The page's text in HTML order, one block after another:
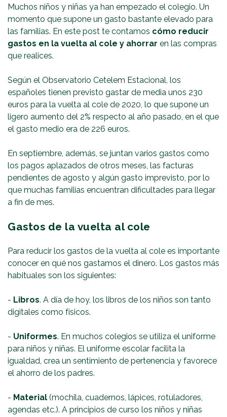
Muchos niños y niñas ya han empezado el colegio. Un
momento que supone un gasto bastante elevado para
las familias. En este post te contamos cómo reducir
gastos en la vuelta al cole y ahorrar en las compras
que realices.
Según el Observatorio Cetelem Estacional, los
españoles tienen previsto gastar de media unos 230
euros para la vuelta al cole de 2020, lo que supone un
ligero aumento del 2% respecto al año pasado, en el que
el gasto medio era de 226 euros.
En septiembre, además, se juntan varios gastos como
los pagos aplazados de otros meses, las facturas
pendientes de agosto y algún gasto imprevisto, por lo
que muchas familias encuentran dificultades para llegar
a fin de mes.
Gastos de la vuelta al cole
Para reducir los gastos de la vuelta al cole es importante
conocer en qué nos gastamos el dinero. Los gastos más
habituales son los siguientes:
- Libros. A día de hoy, los libros de los niños son tanto
digitales como físicos.
- Uniformes. En muchos colegios se utiliza el uniforme
para niños y niñas. El uniforme escolar facilita la
igualdad, crea un sentimiento de pertenencia y favorece
el ahorro de los padres.
- Material (mochila, cuadernos, lápices, rotuladores,
agendas etc.). A principios de curso los niños y niñas